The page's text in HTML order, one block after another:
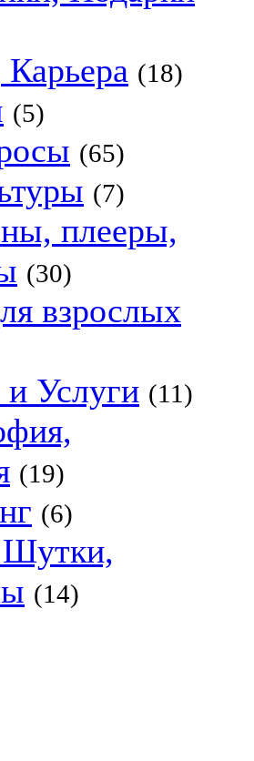
Карьера (18)
(5)
(65)
(7)
плееры,
(30)
взрослых
Услуги (11)
(19)
(6)
(14)